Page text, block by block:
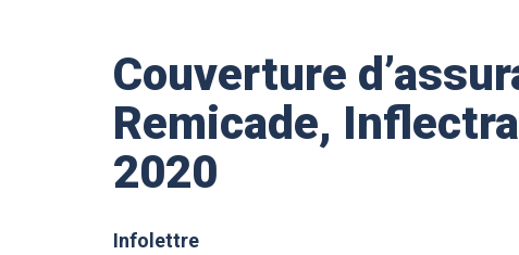
Couverture
Remicade,
2020
Infolettre